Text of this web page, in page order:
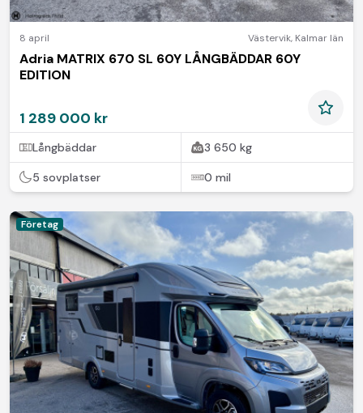
8 april Västervik, Kalmar län
Adria MATRIX 670 SL 60Y LÅNGBÄDDAR 60Y
EDITION
1 289 000 kr
Långbäddar 3 650 kg
5 sovplatser 0 mil
Företag